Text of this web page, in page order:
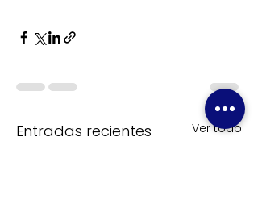
Entradas recientes Ver todo